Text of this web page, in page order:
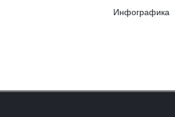
Инфографика